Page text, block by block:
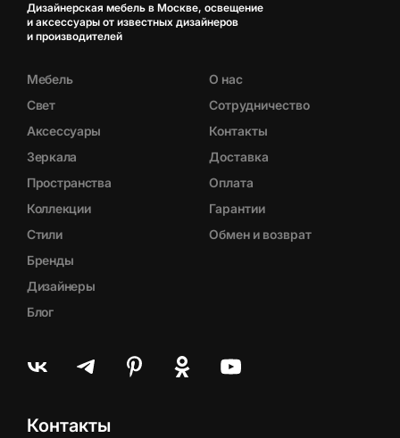
Дизайнерская мебель в Москве, освещение
и аксессуары от известных дизайнеров
и производителей
Мебель
Свет
Аксессуары
Зеркала
Пространства
Коллекции
Стили
Бренды
Дизайнеры
Блог
О нас
Сотрудничество
Контакты
Доставка
Оплата
Гарантии
Обмен и возврат
Контакты